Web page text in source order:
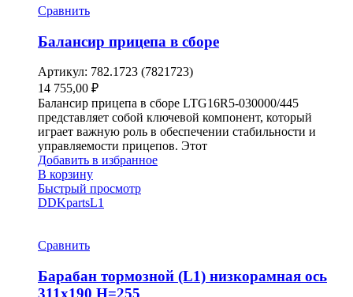
Сравнить
Балансир прицепа в сборе
Артикул: 782.1723 (7821723)
14 755,00 ₽
Балансир прицепа в сборе LTG16R5-030000/445
представляет собой ключевой компонент, который
играет важную роль в обеспечении стабильности и
управляемости прицепов. Этот
Добавить в избранное
В корзину
Быстрый просмотр
DDKpartsL1
Сравнить
Барабан тормозной (L1) низкорамная ось
311х190 H=255